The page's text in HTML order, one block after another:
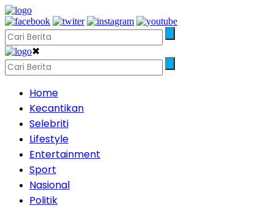
✖
Home
Kecantikan
Selebriti
Lifestyle
Entertainment
Sport
Nasional
Politik